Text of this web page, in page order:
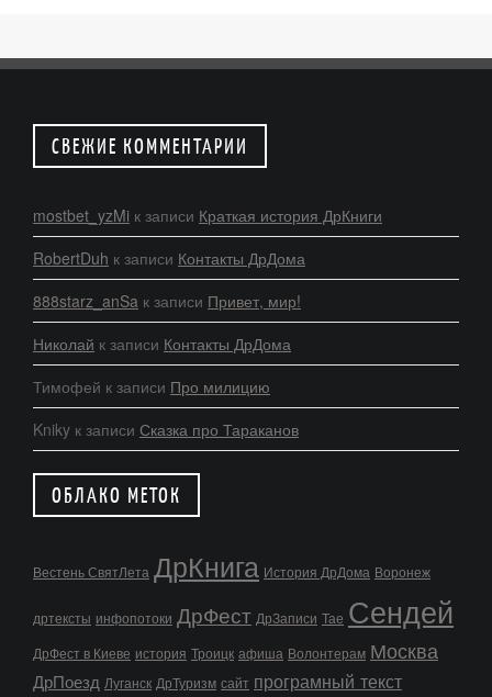
СВЕЖИЕ КОММЕНТАРИИ
mostbet_yzMi к записи Краткая история ДрКниги
RobertDuh к записи Контакты ДрДома
888starz_anSa к записи Привет, мир!
Николай к записи Контакты ДрДома
Тимофей к записи Про милицию
Kniky к записи Сказка про Тараканов
ОБЛАКО МЕТОК
Вестень СвятЛета ДрКнига История ДрДома Воронеж
дртексты инфопотоки ДрФест ДрЗаписи Тае Сендей
ДрФест в Киеве история Троицк афиша Волонтерам Москва
ДрПоезд Луганск ДрТуризм сайт програмный текст